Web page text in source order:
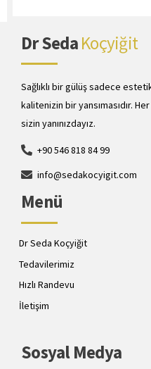
Dr SedaKoçyiğit
Sağlıklı bir gülüş sadece
kalitenizin bir yansımasıdır.
sizin yanınızdayız.
+90 546 818 84 99
info@sedakocyigit.com
Menü
Dr Seda Koçyiğit
Tedavilerimiz
Hızlı Randevu
İletişim
Sosyal Medya